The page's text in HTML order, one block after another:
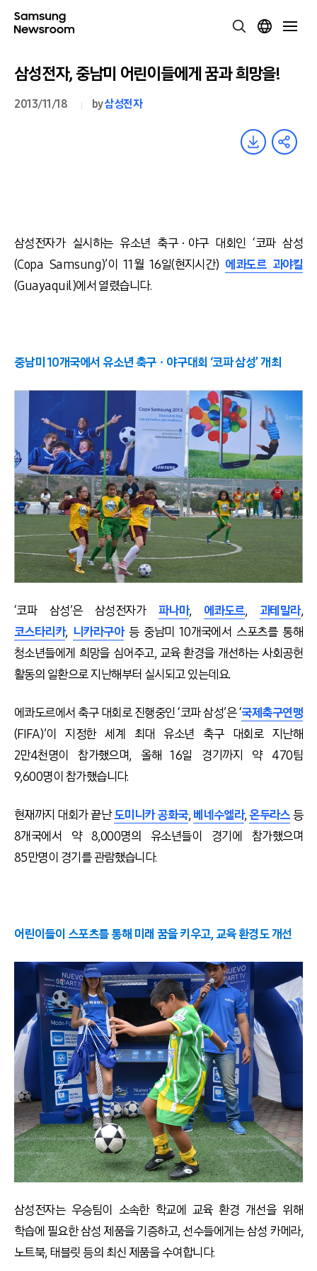
삼성전자, 중남미 어린이들에게 꿈과 희망을!
2013/11/18 by삼성전자
삼성전자가 실시하는 유소년 축구ㆍ야구 대회인 ‘코파 삼성
(Copa Samsung)’이 11월 16일(현지시간) 에콰도르 과야킬
(Guayaquil)에서 열렸습니다.
중남미 10개국에서 유소년 축구ㆍ야구대회 ‘코파 삼성’ 개최
‘코파 삼성’은 삼성전자가 파나마, 에콰도르, 과테말라,
코스타리카, 니카라구아등 중남미 10개국에서 스포츠를 통해
청소년들에게 희망을 심어주고, 교육 환경을 개선하는 사회공헌
활동의 일환으로 지난해부터 실시되고 있는데요.
에콰도르에서 축구 대회로 진행중인 ‘코파 삼성’은 ‘국제축구연맹
(FIFA)’이 지정한 세계 최대 유소년 축구 대회로 지난해
2만4천명이 참가했으며, 올해 16일 경기까지 약 470팀
9,600명이 참가했습니다.
현재까지 대회가 끝난도미니카 공화국, 베네수엘라,온두라스등
8개국에서 약 8,000명의 유소년들이 경기에 참가했으며
85만명이 경기를 관람했습니다.
어린이들이 스포츠를 통해 미래 꿈을 키우고, 교육 환경도 개선
삼성전자는 우승팀이 소속한 학교에 교육 환경 개선을 위해
학습에 필요한 삼성 제품을 기증하고, 선수들에게는 삼성 카메라,
노트북, 태블릿 등의 최신 제품을 수여합니다.